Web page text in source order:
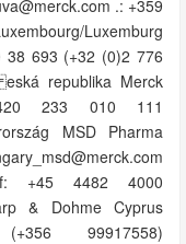
.: +359
Luxemburg
38 693 (+32 (0)2 776
republika Merck
233 010 111
MSD Pharma
+45 4482 4000
& Dohme Cyprus
99917558)